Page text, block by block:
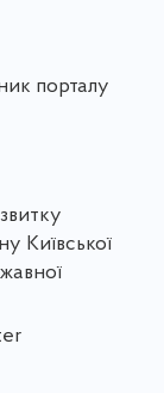
порталу
Київської